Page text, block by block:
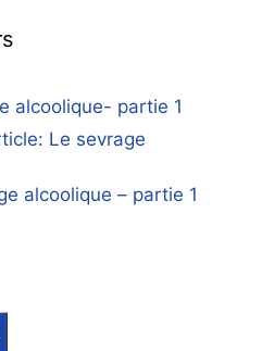
alcoolique- partie 1
Le sevrage
alcoolique – partie 1